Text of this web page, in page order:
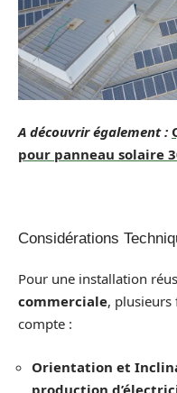
A découvrir également :
pour panneau solaire
Considérations
Pour une installation
commerciale, plusieurs
compte :
Orientation et
production